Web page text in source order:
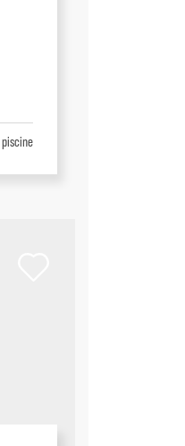
piscine